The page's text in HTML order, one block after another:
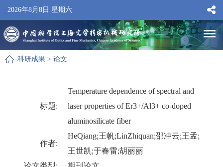
2026年8月8日 星期六
科研成果 > 论文
标题:
Temperature dependence of spectral and
laser properties of Er3+/Al3+ co-doped
aluminosilicate fiber
作者:
HeQiang;王帆;LinZhiquan;邵冲云;王孟;
王世凯;于春雷;胡丽丽